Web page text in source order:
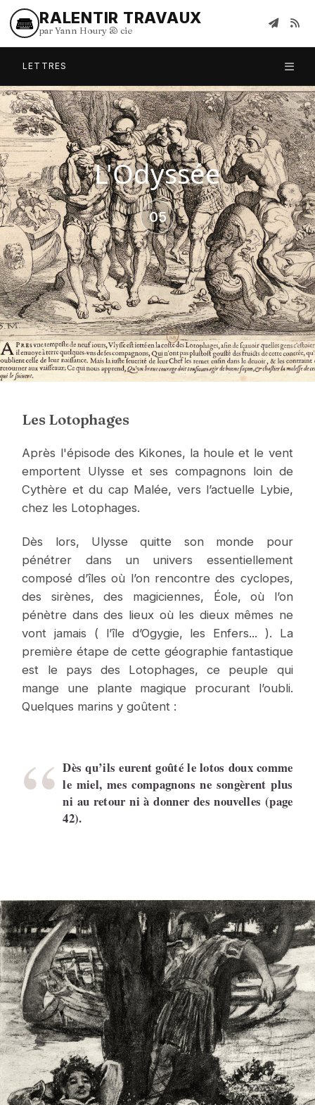
RALENTIR TRAVAUX
par Yann Houry & cie
LETTRES
L'Odyssée
05
Les Lotophages
Après l'épisode des Kikones, la houle et le vent
emportent Ulysse et ses compagnons loin de
Cythère et du cap Malée, vers l’actuelle Lybie,
chez les Lotophages.
Dès lors, Ulysse quitte son monde pour
pénétrer dans un univers essentiellement
composé d’îles où l’on rencontre des cyclopes,
des sirènes, des magiciennes, Éole, où l’on
pénètre dans des lieux où les dieux mêmes ne
vont jamais ( l’île d’Ogygie, les Enfers... ). La
première étape de cette géographie fantastique
est le pays des Lotophages, ce peuple qui
mange une plante magique procurant l’oubli.
Quelques marins y goûtent :
Dès qu’ils eurent goûté le lotos doux comme
le miel, mes compagnons ne songèrent plus
ni au retour ni à donner des nouvelles (page
42).